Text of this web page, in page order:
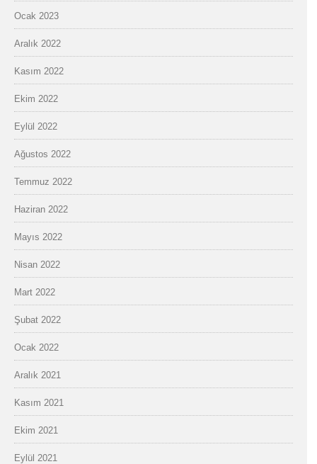
Ocak 2023
Aralık 2022
Kasım 2022
Ekim 2022
Eylül 2022
Ağustos 2022
Temmuz 2022
Haziran 2022
Mayıs 2022
Nisan 2022
Mart 2022
Şubat 2022
Ocak 2022
Aralık 2021
Kasım 2021
Ekim 2021
Eylül 2021